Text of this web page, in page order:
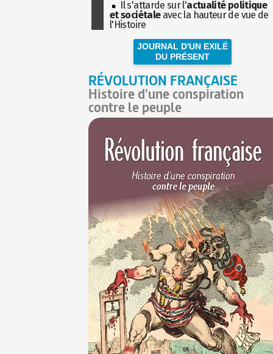
Il s'attarde sur l'actualité politique
et sociétaleavec la hauteur de vue de
l'Histoire
JOURNAL D'UN EXILÉ
DU PRÉSENT
RÉVOLUTION FRANÇAISE
Histoire d'une conspiration
contre le peuple